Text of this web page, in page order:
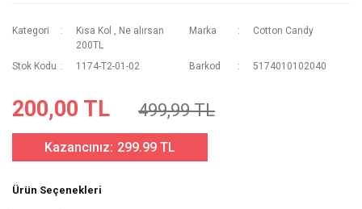
Kategori Kısa Kol , Ne alırsan
200TL
Marka Cotton Candy
Stok Kodu 1174-T2-01-02 Barkod 5174010102040
200,00 TL 499,99 TL
Kazancınız: 299.99 TL
Ürün Seçenekleri